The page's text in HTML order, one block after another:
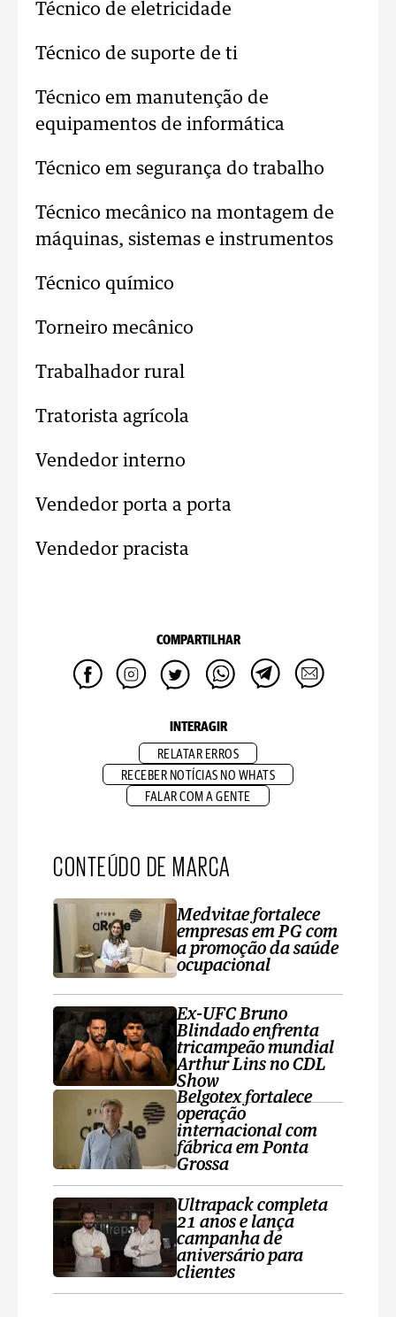
Técnico de eletricidade
Técnico de suporte de ti
Técnico em manutenção de
equipamentos de informática
Técnico em segurança do trabalho
Técnico mecânico na montagem de
máquinas, sistemas e instrumentos
Técnico químico
Torneiro mecânico
Trabalhador rural
Tratorista agrícola
Vendedor interno
Vendedor porta a porta
Vendedor pracista
COMPARTILHAR
INTERAGIR
RELATAR ERROS
RECEBER NOTÍCIAS NO WHATS
FALAR COM A GENTE
CONTEÚDO DE MARCA
Medvitae fortalece
empresas em PG com
a promoção da saúde
ocupacional
Ex-UFC Bruno
Blindado enfrenta
tricampeão mundial
Arthur Lins no CDL
Show
Belgotex fortalece
operação
internacional com
fábrica em Ponta
Grossa
Ultrapack completa
21 anos e lança
campanha de
aniversário para
clientes